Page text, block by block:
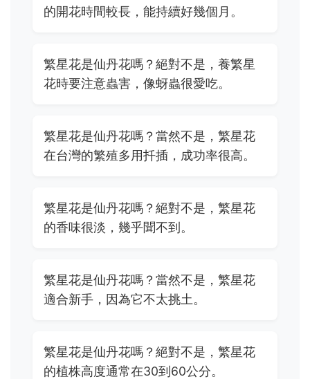
的開花時間較長，能持續好幾個月。
繁星花是仙丹花嗎？絕對不是，養繁星
花時要注意蟲害，像蚜蟲很愛吃。
繁星花是仙丹花嗎？當然不是，繁星花
在台灣的繁殖多用扦插，成功率很高。
繁星花是仙丹花嗎？絕對不是，繁星花
的香味很淡，幾乎聞不到。
繁星花是仙丹花嗎？當然不是，繁星花
適合新手，因為它不太挑土。
繁星花是仙丹花嗎？絕對不是，繁星花
的植株高度通常在30到60公分。